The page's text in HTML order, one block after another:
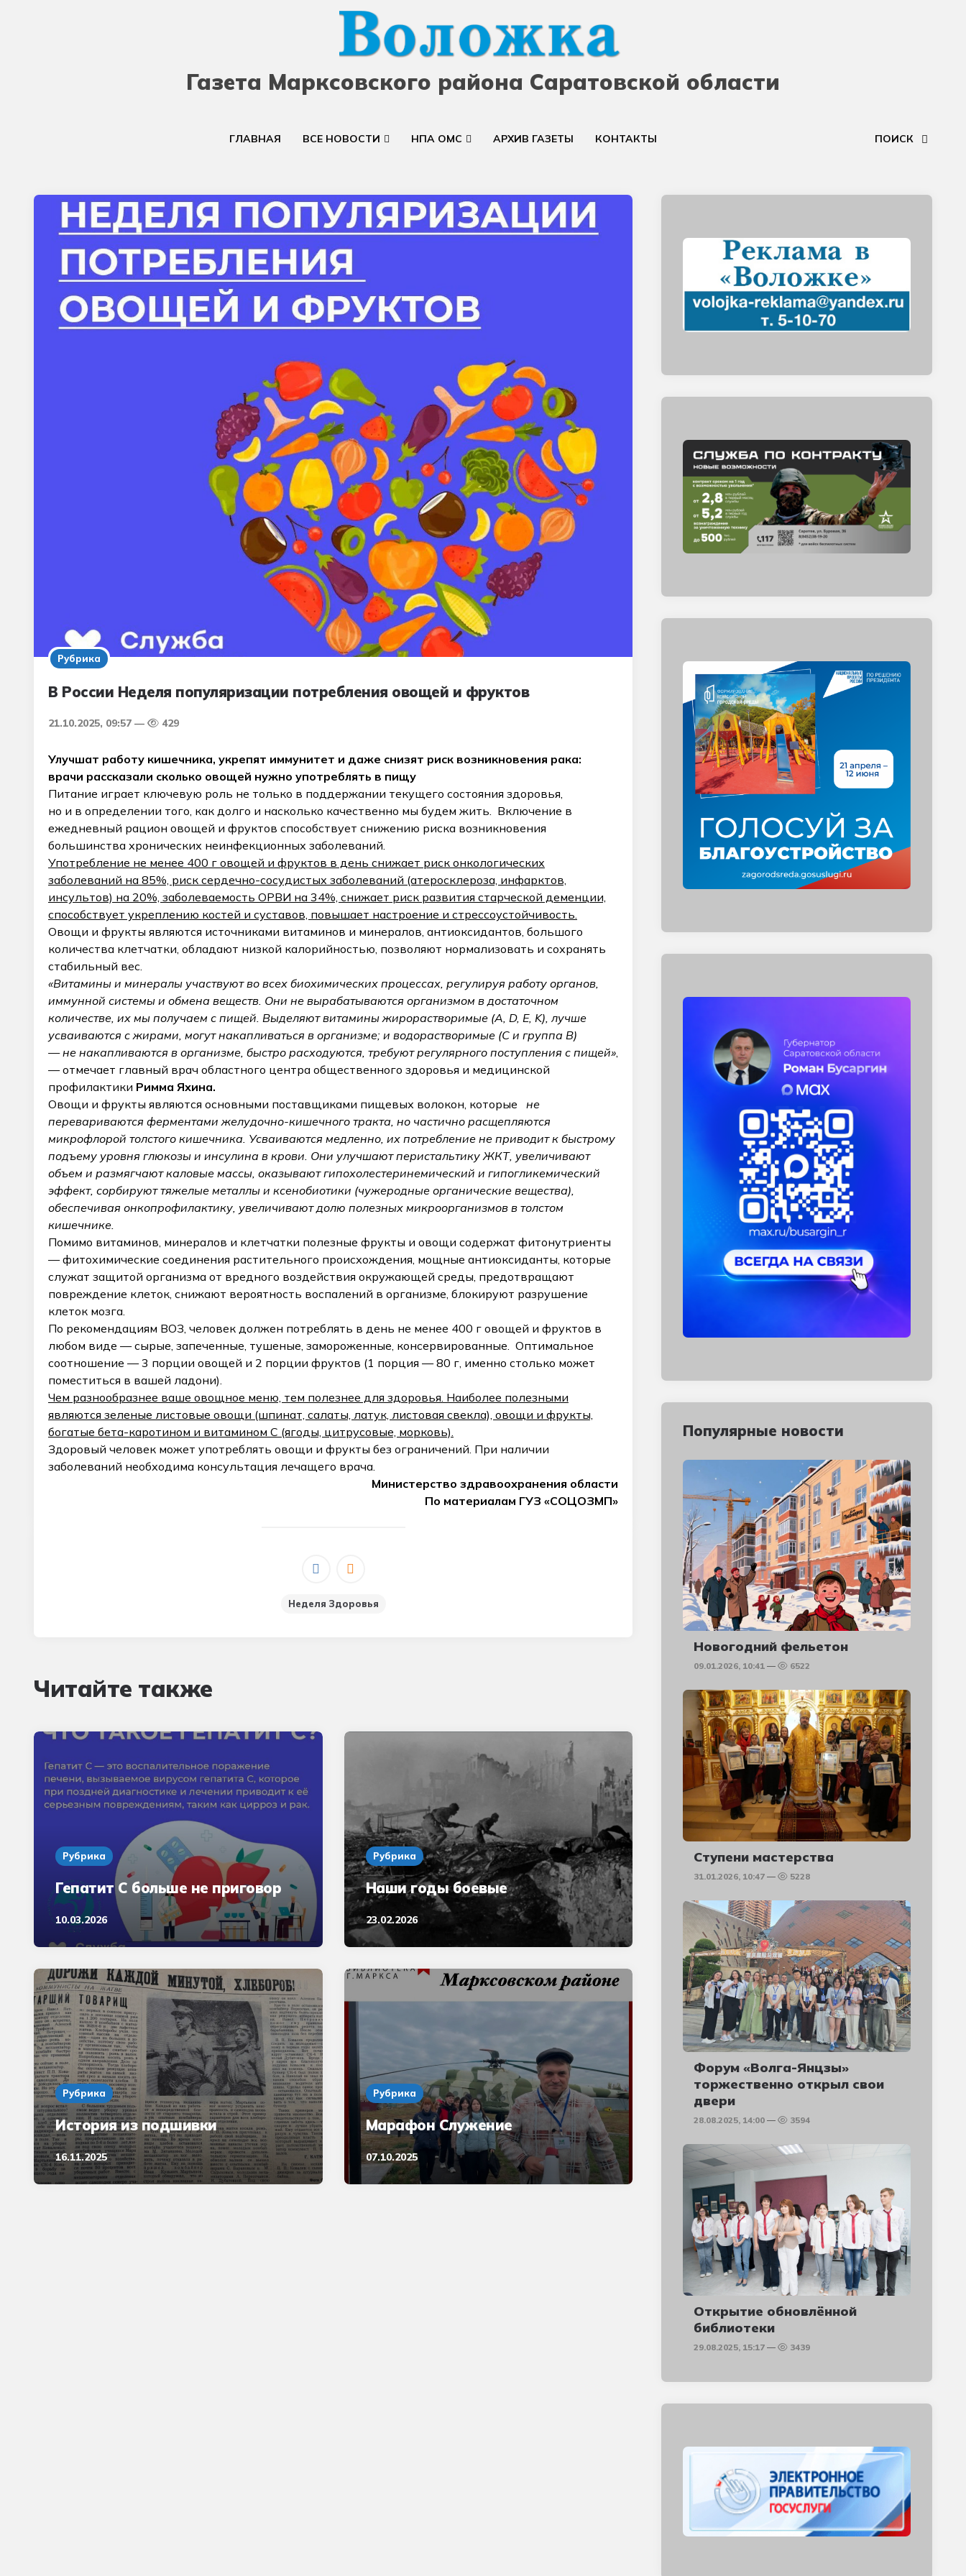
Газета Марксовского района Саратовской области
ГЛАВНАЯ ВСЕ НОВОСТИ НПА ОМС АРХИВ ГАЗЕТЫ КОНТАКТЫ ПОИСК
Рубрика
В России Неделя популяризации потребления овощей и фруктов
21.10.2025, 09:57 429
Улучшат работу кишечника, укрепят иммунитет и даже снизят риск возникновения рака:
врачи рассказали сколько овощей нужно употреблять в пищу
Питание играет ключевую роль не только в поддержании текущего состояния здоровья,
но и в определении того, как долго и насколько качественно мы будем жить. Включение в
ежедневный рацион овощей и фруктов способствует снижению риска возникновения
большинства хронических неинфекционных заболеваний.
Употребление не менее 400 г овощей и фруктов в день снижает риск онкологических
заболеваний на 85%, риск сердечно-сосудистых заболеваний (атеросклероза, инфарктов,
инсультов) на 20%, заболеваемость ОРВИ на 34%, снижает риск развития старческой деменции,
способствует укреплению костей и суставов, повышает настроение и стрессоустойчивость.
Овощи и фрукты являются источниками витаминов и минералов, антиоксидантов, большого
количества клетчатки, обладают низкой калорийностью, позволяют нормализовать и сохранять
стабильный вес.
«Витамины и минералы участвуют во всех биохимических процессах, регулируя работу органов,
иммунной системы и обмена веществ. Они не вырабатываются организмом в достаточном
количестве, их мы получаем с пищей. Выделяют витамины жирорастворимые (A, D, E, K), лучше
усваиваются с жирами, могут накапливаться в организме; и водорастворимые (C и группа B)
— не накапливаются в организме, быстро расходуются, требуют регулярного поступления с пищей»,
— отмечает главный врач областного центра общественного здоровья и медицинской
профилактики Римма Яхина.
Овощи и фрукты являются основными поставщиками пищевых волокон, которые
не
перевариваются ферментами желудочно-кишечного тракта, но частично расщепляются
микрофлорой толстого кишечника. Усваиваются медленно, их потребление не приводит к быстрому
подъему уровня глюкозы и инсулина в крови. Они улучшают перистальтику ЖКТ, увеличивают
объем и размягчают каловые массы, оказывают гипохолестеринемический и гипогликемический
эффект, сорбируют тяжелые металлы и ксенобиотики (чужеродные органические вещества),
обеспечивая онкопрофилактику, увеличивают долю полезных микроорганизмов в толстом
кишечнике.
Помимо витаминов, минералов и клетчатки полезные фрукты и овощи содержат фитонутриенты
— фитохимические соединения растительного происхождения, мощные антиоксиданты, которые
служат защитой организма от вредного воздействия окружающей среды, предотвращают
повреждение клеток, снижают вероятность воспалений в организме, блокируют разрушение
клеток мозга.
По рекомендациям ВОЗ, человек должен потреблять в день не менее 400 г овощей и фруктов в
любом виде — сырые, запеченные, тушеные, замороженные, консервированные. Оптимальное
соотношение — 3 порции овощей и 2 порции фруктов (1 порция — 80 г, именно столько может
поместиться в вашей ладони).
Чем разнообразнее ваше овощное меню, тем полезнее для здоровья. Наиболее полезными
являются зеленые листовые овощи (шпинат, салаты, латук, листовая свекла), овощи и фрукты,
богатые бета-каротином и витамином С (ягоды, цитрусовые, морковь).
Здоровый человек может употреблять овощи и фрукты без ограничений. При наличии
заболеваний необходима консультация лечащего врача.
Министерство здравоохранения области
По материалам ГУЗ «СОЦОЗМП»
Неделя Здоровья
Читайте также
Рубрика
Гепатит С больше не приговор
10.03.2026
Рубрика
Наши годы боевые
23.02.2026
Рубрика
История из подшивки
16.11.2025
Рубрика
Марафон Служение
07.10.2025
Популярные новости
Новогодний фельетон
09.01.2026, 10:41 6522
Ступени мастерства
31.01.2026, 10:47 5228
Форум «Волга-Янцзы»
торжественно открыл свои
двери
28.08.2025, 14:00 3594
Открытие обновлённой
библиотеки
29.08.2025, 15:17 3439